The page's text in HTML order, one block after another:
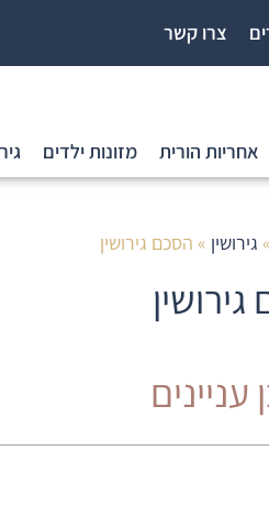
צרו קשר
אחריות הורית מזונות ילדים
» גירושין » הסכם גירושין
עניינים